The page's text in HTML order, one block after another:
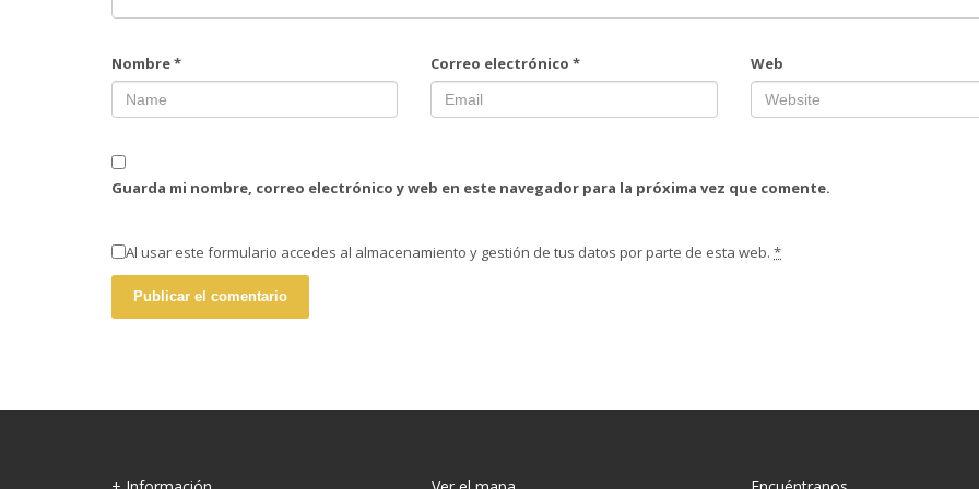
Nombre* Correo electrónico* Web
Guarda mi nombre, correo electrónico y web en este navegador para la próxima vez que comente.
Al usar este formulario accedes al almacenamiento y gestión de tus datos por parte de esta web. *